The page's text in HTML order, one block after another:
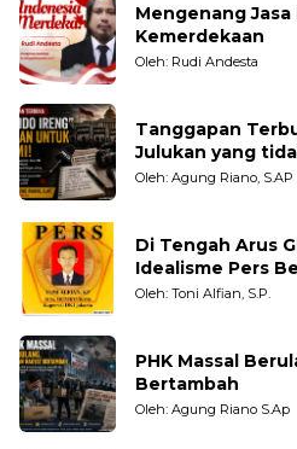
Mengenang Jasa
Kemerdekaan
Oleh: Rudi Andesta
Tanggapan
Julukan yang tidak Adil untuk Wartawan,
Pengamat dan
Oleh: Agung Riano, S.AP
Di Tengah Arus
Idealisme Pers
Oleh: Toni Alfian, S.P.
PHK Massal
Bertambah
Oleh: Agung Riano S.Ap